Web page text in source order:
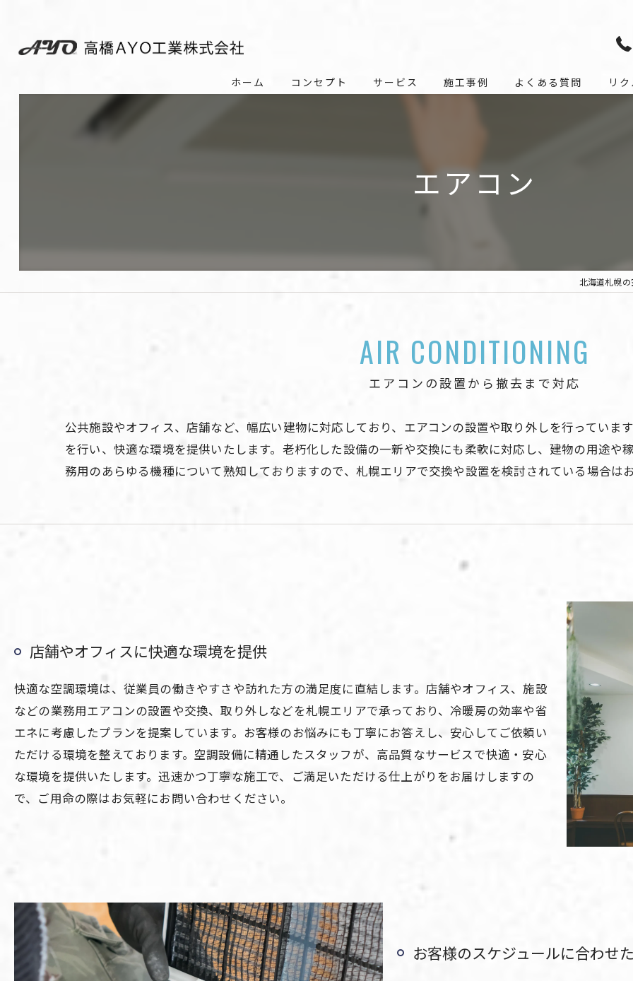
ホーム コンセプト サービス 施工事例 よくある質問 リ
エアコン
北海道札幌の
エアコンの設置から撤去まで対応
AIR CONDITIONING
公共施設やオフィス、店舗など、幅広い建物に対応しており、エアコンの設置や取り外しを行っていま
を行い、快適な環境を提供いたします。老朽化した設備の一新や交換にも柔軟に対応し、建物の用途や
務用のあらゆる機種について熟知しておりますので、札幌エリアで交換や設置を検討されている場合は
店舗やオフィスに快適な環境を提供
快適な空調環境は、従業員の働きやすさや訪れた方の満足度に直結します。店舗やオフィス、施設
などの業務用エアコンの設置や交換、取り外しなどを札幌エリアで承っており、冷暖房の効率や省
エネに考慮したプランを提案しています。お客様のお悩みにも丁寧にお答えし、安心してご依頼い
ただける環境を整えております。空調設備に精通したスタッフが、高品質なサービスで快適・安心
な環境を提供いたします。迅速かつ丁寧な施工で、ご満足いただける仕上がりをお届けしますの
で、ご用命の際はお気軽にお問い合わせください。
お客様のスケジュールに合わせ